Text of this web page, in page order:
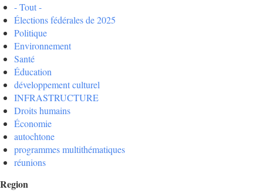
- Tout -
Élections fédérales de 2025
Politique
Environnement
Santé
Éducation
développement culturel
INFRASTRUCTURE
Droits humains
Économie
autochtone
programmes multithématiques
réunions
Region